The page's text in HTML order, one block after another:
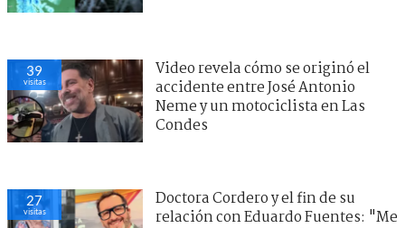
39
visitas
Video revela cómo se originó el
accidente entre José Antonio
Neme y un motociclista en Las
Condes
27
visitas
Doctora Cordero y el fin de su
relación con Eduardo Fuentes: "Me